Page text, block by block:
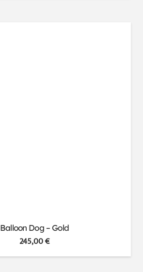
Balloon Dog – Gold
245,00€